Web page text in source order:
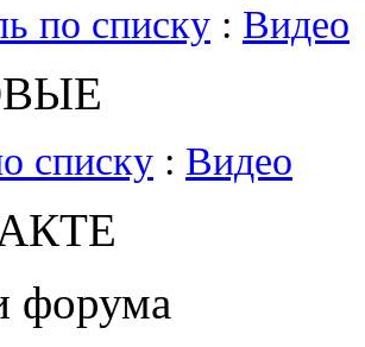
по списку : Видео
списку : Видео
форума